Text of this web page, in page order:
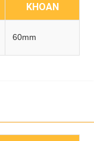
KHOAN
60mm